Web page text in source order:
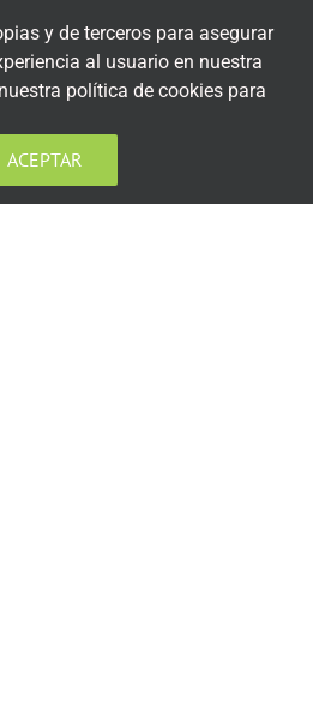
Sociales
contratación
y de terceros para asegurar
al usuario en nuestra
política de cookies para
ACEPTAR